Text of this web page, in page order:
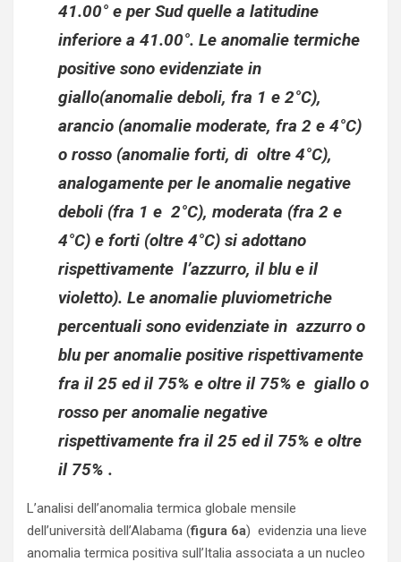
41.00° e per Sud quelle a latitudine
inferiore a 41.00°. Le anomalie termiche
positive sono evidenziate in
giallo(anomalie deboli, fra 1 e 2°C),
arancio (anomalie moderate, fra 2 e 4°C)
o rosso (anomalie forti, di oltre 4°C),
analogamente per le anomalie negative
deboli (fra 1 e 2°C), moderata (fra 2 e
4°C) e forti (oltre 4°C) si adottano
rispettivamente l’azzurro, il blu e il
violetto). Le anomalie pluviometriche
percentuali sono evidenziate in azzurro o
blu per anomalie positive rispettivamente
fra il 25 ed il 75% e oltre il 75% e giallo o
rosso per anomalie negative
rispettivamente fra il 25 ed il 75% e oltre
il 75% .
L’analisi dell’anomalia termica globale mensile
dell’università dell’Alabama (figura 6a) evidenzia una lieve
anomalia termica positiva sull’Italia associata a un nucleo